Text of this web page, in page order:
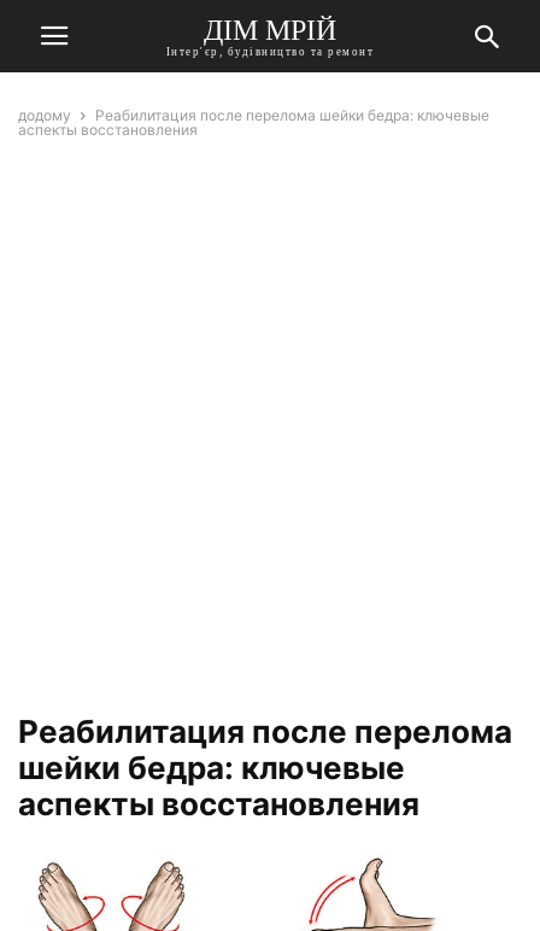
ДІМ МРІЙ
Інтер'єр, будівництво та ремонт
додому
Реабилитация после перелома шейки бедра: ключевые
аспекты восстановления
Реабилитация после перелома
шейки бедра: ключевые
аспекты восстановления